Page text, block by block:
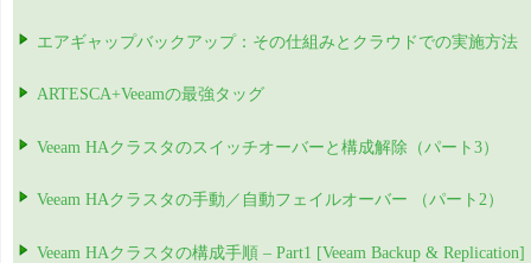
エアギャップバックアップ：その仕組みとクラウドでの実施方法
ARTESCA+Veeamの最強タッグ
Veeam HAクラスタのスイッチオーバーと構成解除（パート3）
Veeam HAクラスタの手動／自動フェイルオーバー （パート2）
Veeam HAクラスタの構成手順 – Part1 [Veeam Backup & Replication]